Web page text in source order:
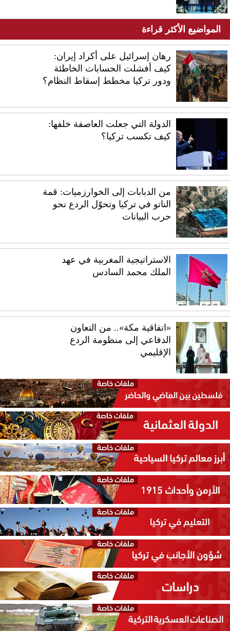
المواضيع الأكثر قراءة
رهان إسرائيل على أكراد إيران:
كيف أفشلت الحسابات الخاطئة
ودور تركيا مخطط إسقاط النظام؟
الدولة التي جعلت العاصفة خلفها:
كيف تكسب تركيا؟
من الدبابات إلى الخوارزميات: قمة
الناتو في تركيا وتحوّل الردع نحو
حرب البيانات
الاستراتيجية المغربية في عهد
الملك محمد السادس
«اتفاقية مكة».. من التعاون
الدفاعي إلى منظومة الردع
الإقليمي